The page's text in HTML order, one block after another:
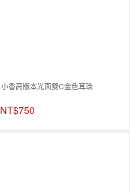
小香高版本光面雙C金色耳環
NT$750